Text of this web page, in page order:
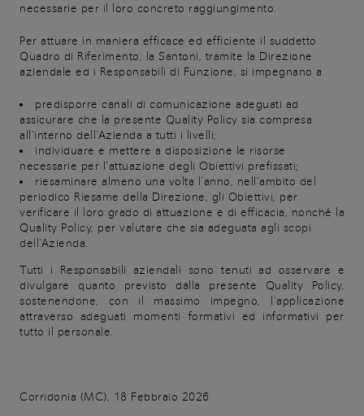
necessarie per il loro concreto raggiungimento.
Per attuare in maniera efficace ed efficiente il suddetto
Quadro di Riferimento, la Santoni, tramite la Direzione
aziendale ed i Responsabili di Funzione, si impegnano a
predisporre canali di comunicazione adeguati ad
assicurare che la presente Quality Policy sia compresa
all’interno dell’Azienda a tutti i livelli;
individuare e mettere a disposizione le risorse
necessarie per l’attuazione degli Obiettivi prefissati;
riesaminare almeno una volta l’anno, nell’ambito del
periodico Riesame della Direzione, gli Obiettivi, per
verificare il loro grado di attuazione e di efficacia, nonché la
Quality Policy, per valutare che sia adeguata agli scopi
dell’Azienda.
Tutti i Responsabili aziendali sono tenuti ad osservare e
divulgare quanto previsto dalla presente Quality Policy,
sostenendone, con il massimo impegno, l’applicazione
attraverso adeguati momenti formativi ed informativi per
tutto il personale.
Corridonia (MC), 18 Febbraio 2026